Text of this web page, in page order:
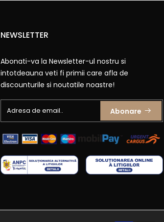
NEWSLETTER
Abonati-va la Newsletter-ul nostru si
intotdeauna veti fi primii care afla de
discounturile si noutatile noastre!
Abonare